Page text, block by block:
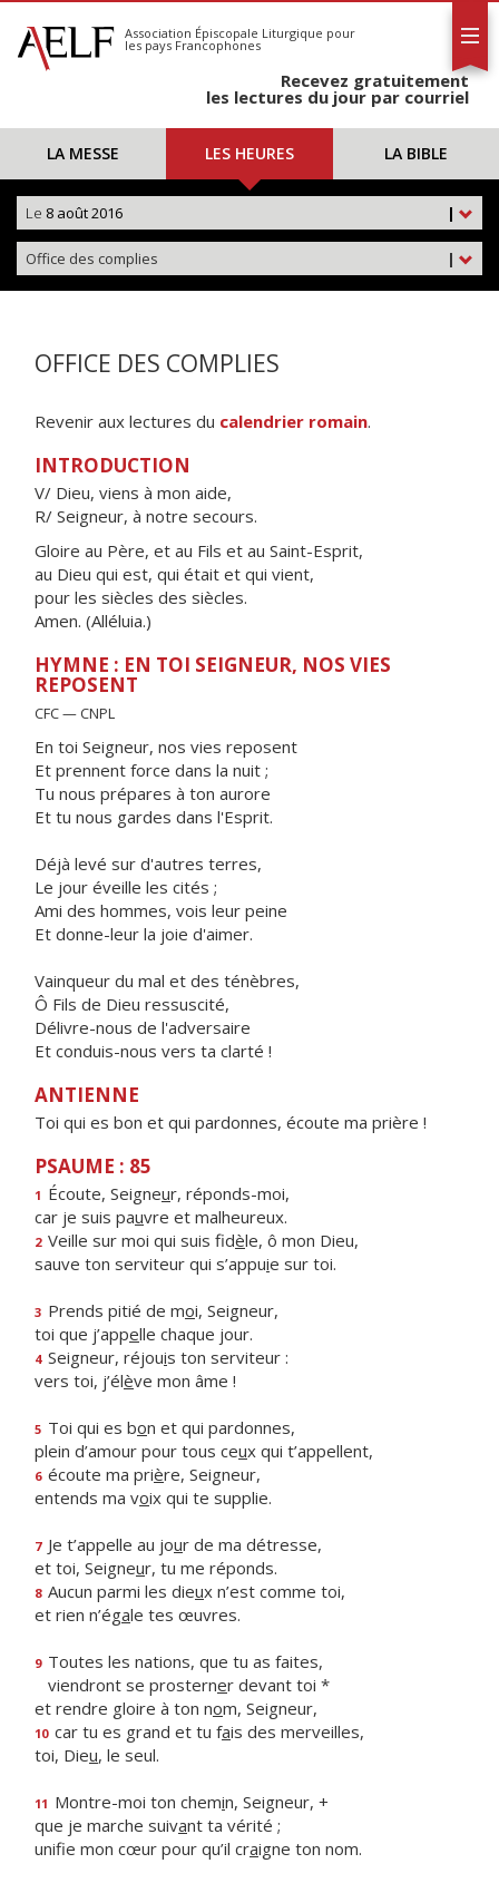
S'abonner
Calendrier
Association Épiscopale Liturgique pour
les pays Francophones
Recevez gratuitement
les lectures du jour par courriel
LA MESSE LES HEURES LA BIBLE
|
Le 8 août 2016
|
Office des complies
OFFICE DES COMPLIES
Revenir aux lectures du calendrier romain.
INTRODUCTION
V/ Dieu, viens à mon aide,
R/ Seigneur, à notre secours.
Gloire au Père, et au Fils et au Saint-Esprit,
au Dieu qui est, qui était et qui vient,
pour les siècles des siècles.
Amen. (Alléluia.)
HYMNE : EN TOI SEIGNEUR, NOS VIES
REPOSENT
CFC — CNPL
En toi Seigneur, nos vies reposent
Et prennent force dans la nuit ;
Tu nous prépares à ton aurore
Et tu nous gardes dans l'Esprit.
Déjà levé sur d'autres terres,
Le jour éveille les cités ;
Ami des hommes, vois leur peine
Et donne-leur la joie d'aimer.
Vainqueur du mal et des ténèbres,
Ô Fils de Dieu ressuscité,
Délivre-nous de l'adversaire
Et conduis-nous vers ta clarté !
ANTIENNE
Toi qui es bon et qui pardonnes, écoute ma prière !
PSAUME : 85
1 Écoute, Seigneur, réponds-moi,
car je suis pauvre et malheureux.
2 Veille sur moi qui suis fidèle, ô mon Dieu,
sauve ton serviteur qui s’appuie sur toi.
3 Prends pitié de moi, Seigneur,
toi que j’appelle chaque jour.
4 Seigneur, réjouis ton serviteur :
vers toi, j’élève mon âme !
5 Toi qui es bon et qui pardonnes,
plein d’amour pour tous ceux qui t’appellent,
6 écoute ma prière, Seigneur,
entends ma voix qui te supplie.
7 Je t’appelle au jour de ma détresse,
et toi, Seigneur, tu me réponds.
8 Aucun parmi les dieux n’est comme toi,
et rien n’égale tes œuvres.
9 Toutes les nations, que tu as faites,
viendront se prosterner devant toi *
et rendre gloire à ton nom, Seigneur,
10 car tu es grand et tu fais des merveilles,
toi, Dieu, le seul.
11 Montre-moi ton chemin, Seigneur, +
que je marche suivant ta vérité ;
unifie mon cœur pour qu’il craigne ton nom.